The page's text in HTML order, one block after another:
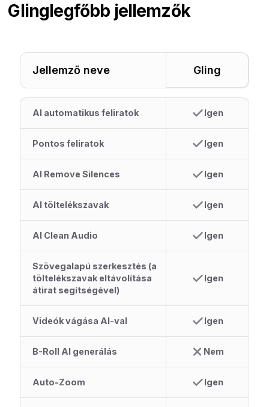
Glinglegfőbb jellemzők
Jellemző neve Gling
AI automatikus feliratok Igen
Pontos feliratok Igen
AI Remove Silences Igen
AI töltelékszavak Igen
AI Clean Audio Igen
Szövegalapú szerkesztés (a
töltelékszavak eltávolítása
átirat segítségével)
Igen
Videók vágása AI-val Igen
B-Roll AI generálás Nem
Auto-Zoom Igen